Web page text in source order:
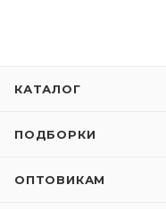
КАТАЛОГ
ПОДБОРКИ
ОПТОВИКАМ